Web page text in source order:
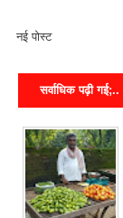
नई पोस्ट
सर्वाधिक पढ़ी गई;..